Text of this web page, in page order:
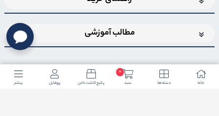
خانه دسته ها
0
سبد پکیج کاشت ناخن پروفایل بیشتر
مطالب آموزشی